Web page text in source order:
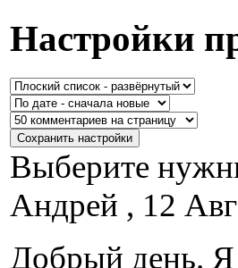
Настройки
Выберите
Андрей , 12
Добрый день. Я